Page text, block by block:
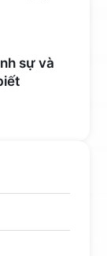
sự và